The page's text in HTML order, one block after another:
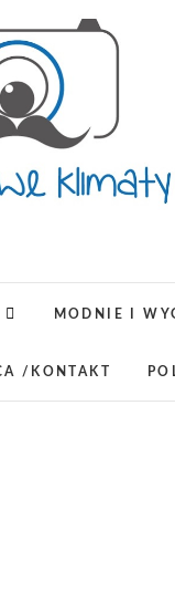
MODNIE I
/KONTAKT